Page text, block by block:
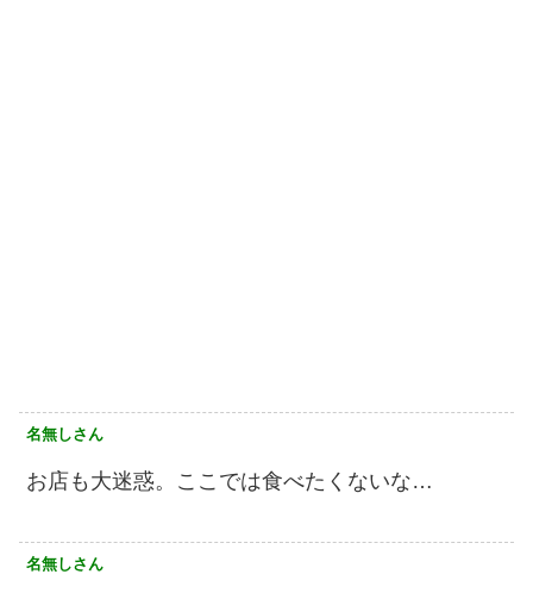
名無しさん
お店も大迷惑。ここでは食べたくないな…
名無しさん